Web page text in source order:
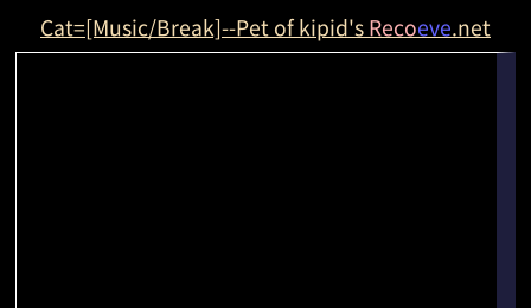
Cat=[Music/Break]--Pet of kipid'sRecoeve.net